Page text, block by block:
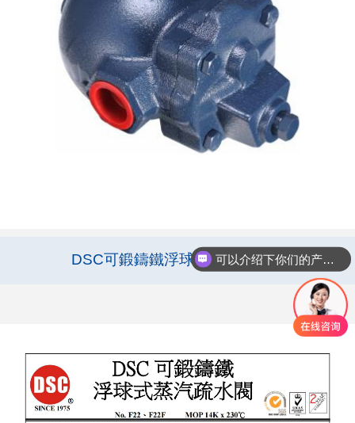
DSC可鍛鑄鐵浮球式蒸汽疏水閥 可以介绍下你们的产品么